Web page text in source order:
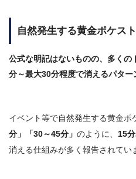
自然発生する黄金ポケス
公式な明記はないものの、多くの
分～最大30分程度で消えるパター
イベント等で自然発生する黄金ポ
分」「30～45分」 のように、 15
消える仕組みが多く報告されてい